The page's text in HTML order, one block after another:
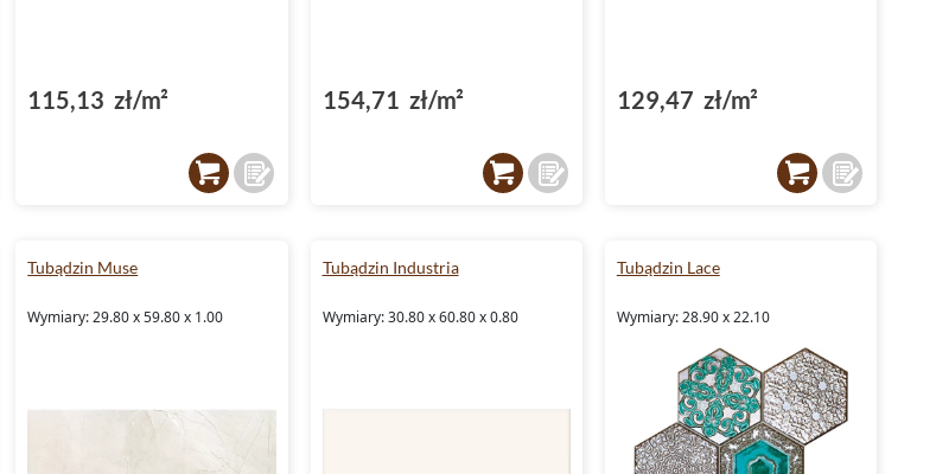
115,13 zł/m² 154,71 zł/m² 129,47 zł/m²
Tubądzin Muse
Wymiary: 29.80 x 59.80 x 1.00
Tubądzin Industria
Wymiary: 30.80 x 60.80 x 0.80
Tubądzin Lace
Wymiary: 28.90 x 22.10